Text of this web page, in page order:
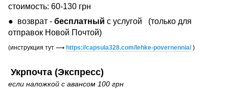
стоимость: 60-130 грн
● возврат - бесплатный с услугой
(только для
отправок Новой Почтой)
(инструкция тут ⟶ https://capsula328.com/lehke-povernennia/)
Укрпочта (Экспресс)
если наложкой с авансом 100 грн